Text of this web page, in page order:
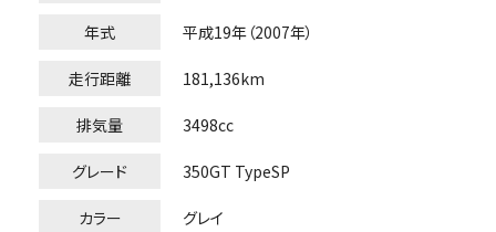
年式 平成19年（2007年）
走行距離 181,136km
排気量 3498cc
グレード 350GT TypeSP
カラー グレイ